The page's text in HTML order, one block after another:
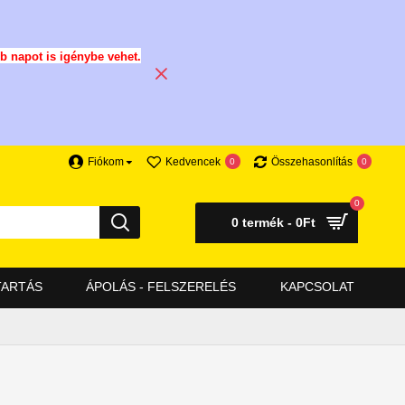
napot is igénybe vehet.
Fiókom Kedvencek 0 Összehasonlítás 0
0 termék - 0Ft
0
ÁPOLÁS - FELSZERELÉS KAPCSOLAT